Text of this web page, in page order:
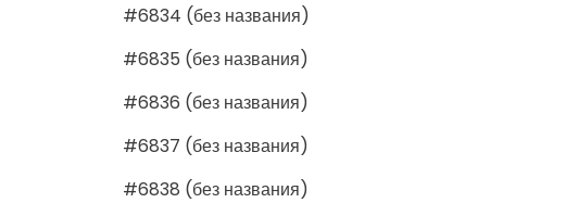
#6834 (без названия)
#6835 (без названия)
#6836 (без названия)
#6837 (без названия)
#6838 (без названия)